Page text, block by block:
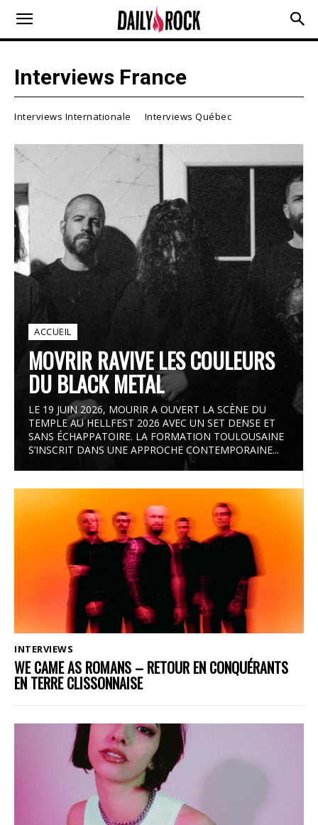
Interviews France
Interviews Internationale Interviews Québec
ACCUEIL
MOVRIR RAVIVE LES COULEURS
DU BLACK METAL
LE 19 JUIN 2026, MOURIR A OUVERT LA SCÈNE DU
TEMPLE AU HELLFEST 2026 AVEC UN SET DENSE ET
SANS ÉCHAPPATOIRE. LA FORMATION TOULOUSAINE
S’INSCRIT DANS UNE APPROCHE CONTEMPORAINE...
INTERVIEWS
WE CAME AS ROMANS – RETOUR EN CONQUÉRANTS
EN TERRE CLISSONNAISE